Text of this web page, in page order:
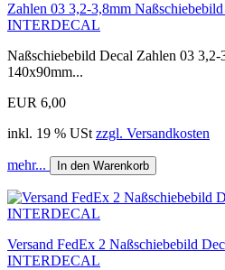
Zahlen 03 3,2-3,8mm
INTERDECAL
Naßschiebebild Decal Zahlen 03
140x90mm...
EUR 6,00
inkl. 19 % USt zzgl. Versandkosten
mehr... In den Warenkorb
Versand FedEx 2 Naßschiebebild
INTERDECAL